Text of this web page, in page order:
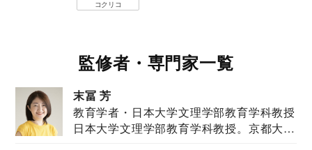
コクリコ
監修者・専門家一覧
末冨 芳
教育学者・日本大学文理学部教育学科教授
日本大学文理学部教育学科教授。京都大学